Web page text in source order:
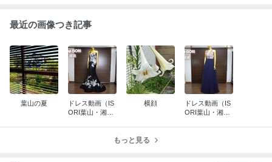
最近の画像つき記事
葉山の夏
ドレス動画（IS
ORI葉山・湘
横顔
ドレス動画（IS
ORI葉山・湘
もっと見る